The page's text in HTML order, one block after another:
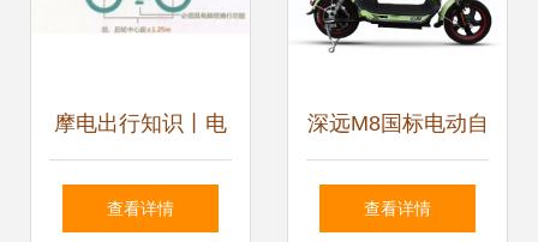
摩电出行知识丨电
动自行车驾驶员请
查看详情
深远M8国标电动自
行车 轻松提车，开
查看详情